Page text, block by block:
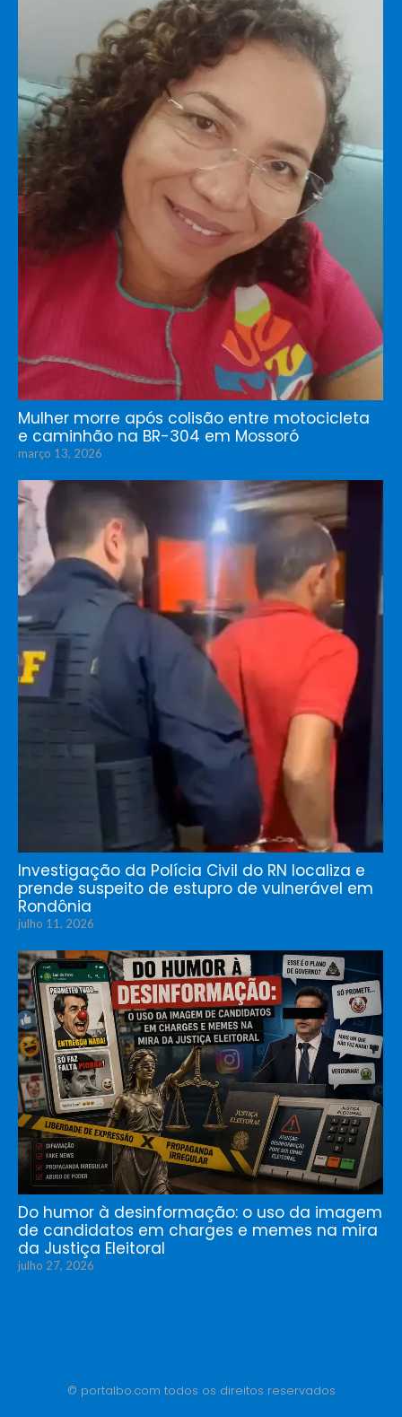
Mulher morre após colisão entre motocicleta
e caminhão na BR-304 em Mossoró
março 13, 2026
Investigação da Polícia Civil do RN localiza e
prende suspeito de estupro de vulnerável em
Rondônia
julho 11, 2026
Do humor à desinformação: o uso da imagem
de candidatos em charges e memes na mira
da Justiça Eleitoral
julho 27, 2026
© portalbo.com todos os direitos reservados